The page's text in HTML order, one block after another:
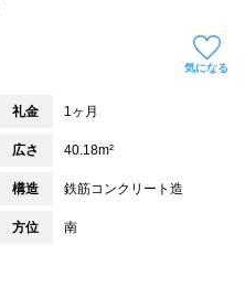
気になる
礼金 1ヶ月
広さ 40.18m²
構造 鉄筋コンクリート造
方位 南